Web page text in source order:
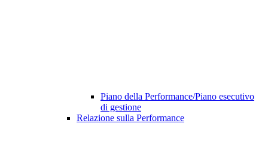
Piano della Performance/Piano esecutivo
di gestione
Relazione sulla Performance